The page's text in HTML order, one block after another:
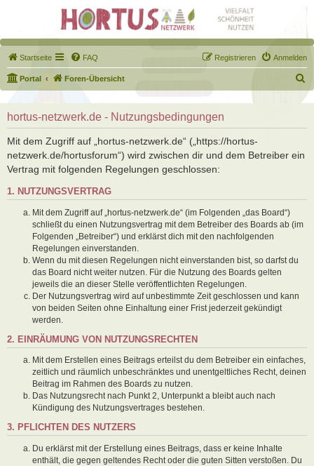
Startseite FAQ Anmelden
Registrieren
Portal Foren-Übersicht
u
h
hortus-netzwerk.de - Nutzungsbedingungen
Mit dem Zugriff auf „hortus-netzwerk.de“ („https://hortus-
netzwerk.de/hortusforum“) wird zwischen dir und dem Betreiber ein
Vertrag mit folgenden Regelungen geschlossen:
1. NUTZUNGSVERTRAG
Mit dem Zugriff auf „hortus-netzwerk.de“ (im Folgenden „das Board“)
schließt du einen Nutzungsvertrag mit dem Betreiber des Boards ab (im
Folgenden „Betreiber“) und erklärst dich mit den nachfolgenden
Regelungen einverstanden.
Wenn du mit diesen Regelungen nicht einverstanden bist, so darfst du
das Board nicht weiter nutzen. Für die Nutzung des Boards gelten
jeweils die an dieser Stelle veröffentlichten Regelungen.
Der Nutzungsvertrag wird auf unbestimmte Zeit geschlossen und kann
von beiden Seiten ohne Einhaltung einer Frist jederzeit gekündigt
werden.
2. EINRÄUMUNG VON NUTZUNGSRECHTEN
Mit dem Erstellen eines Beitrags erteilst du dem Betreiber ein einfaches,
zeitlich und räumlich unbeschränktes und unentgeltliches Recht, deinen
Beitrag im Rahmen des Boards zu nutzen.
Das Nutzungsrecht nach Punkt 2, Unterpunkt a bleibt auch nach
Kündigung des Nutzungsvertrages bestehen.
3. PFLICHTEN DES NUTZERS
Du erklärst mit der Erstellung eines Beitrags, dass er keine Inhalte
enthält, die gegen geltendes Recht oder die guten Sitten verstoßen. Du